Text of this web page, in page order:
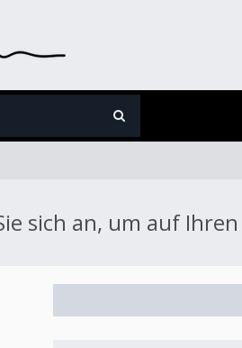
sich an, um auf